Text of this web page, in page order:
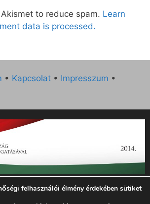
to reduce spam. Learn
data is processed.
• Kapcsolat • Impresszum •
hetilap 2014. évi működésének
KCP-14-P-0121 sz. támogatási
3 000 000 Ft összegben támogatta az
felhasználói élmény érdekében sütiket